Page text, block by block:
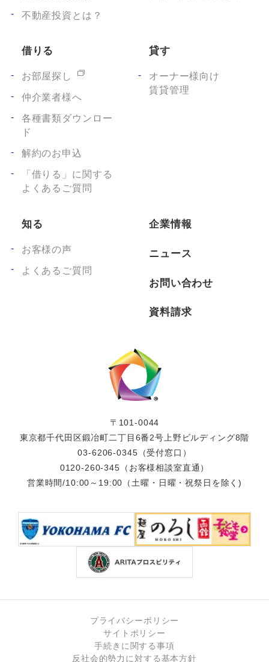
不動産投資とは？
借りる
お部屋探し
仲介業者様へ
各種書類ダウンロー
ド
解約のお申込
「借りる」に関する
よくあるご質問
貸す
オーナー様向け
賃貸管理
知る
お客様の声
よくあるご質問
企業情報
ニュース
お問い合わせ
資料請求
〒101-0044
東京都千代田区鍛冶町二丁目6番2号上野ビルディング8階
03-6206-0345 （受付窓口）
0120-260-345 （お客様相談室直通）
営業時間/10:00～19:00（土曜・日曜・祝祭日を除く)
プライバシーポリシー
サイトポリシー
手続きに関する事項
反社会的勢力に対する基本方針